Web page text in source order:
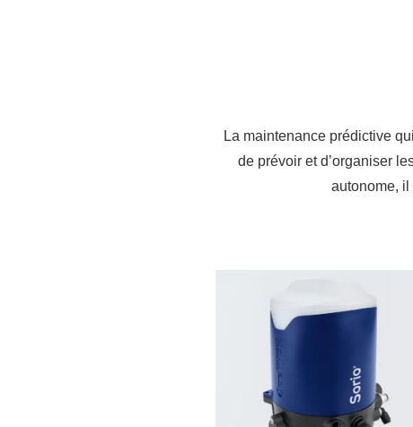
La maintenance prédictive
de prévoir et d’organiser
autonome,